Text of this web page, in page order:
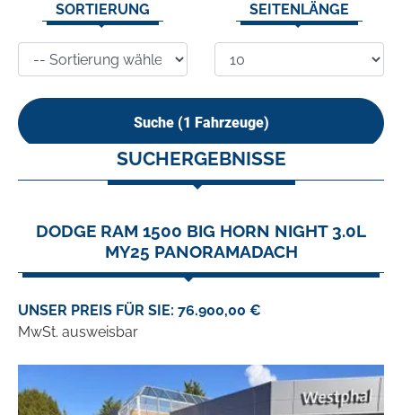
SORTIERUNG SEITENLÄNGE
Suche (1 Fahrzeuge)
SUCHERGEBNISSE
DODGE RAM 1500 BIG HORN NIGHT 3.0L
MY25 PANORAMADACH
UNSER PREIS FÜR SIE: 76.900,00 €
MwSt. ausweisbar